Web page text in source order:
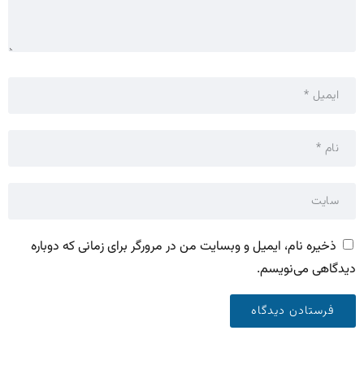
ذخیره نام، ایمیل و وبسایت من در مرورگر برای زمانی که دوباره
دیدگاهی می‌نویسم.